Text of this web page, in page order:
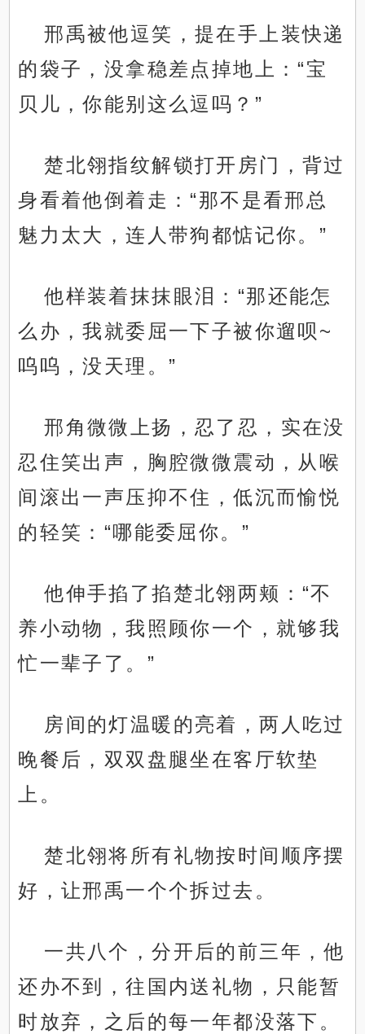
邢禹被他逗笑，提在手上装快递
的袋子，没拿稳差点掉地上：“宝
贝儿，你能别这么逗吗？”
楚北翎指纹解锁打开房门，背过
身看着他倒着走：“那不是看邢总
魅力太大，连人带狗都惦记你。”
他样装着抹抹眼泪：“那还能怎
么办，我就委屈一下子被你遛呗~
呜呜，没天理。”
邢角微微上扬，忍了忍，实在没
忍住笑出声，胸腔微微震动，从喉
间滚出一声压抑不住，低沉而愉悦
的轻笑：“哪能委屈你。”
他伸手掐了掐楚北翎两颊：“不
养小动物，我照顾你一个，就够我
忙一辈子了。”
房间的灯温暖的亮着，两人吃过
晚餐后，双双盘腿坐在客厅软垫
上。
楚北翎将所有礼物按时间顺序摆
好，让邢禹一个个拆过去。
一共八个，分开后的前三年，他
还办不到，往国内送礼物，只能暂
时放弃，之后的每一年都没落下。